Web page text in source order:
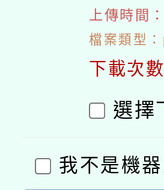
上傳時間
檔案類型
下載次
選擇
我不是機